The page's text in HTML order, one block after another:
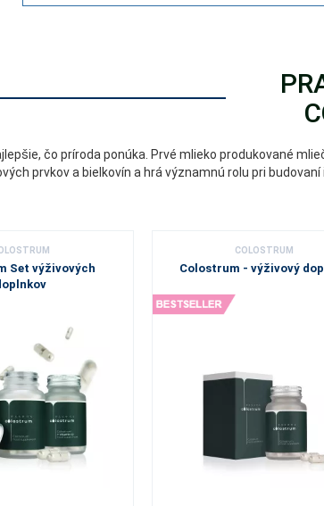
čo príroda ponúka. Prvé mlieko produkované
prvkov a bielkovín a hrá významnú rolu pri budovaní
Set výživových
COLOSTRUM
Colostrum - výživový